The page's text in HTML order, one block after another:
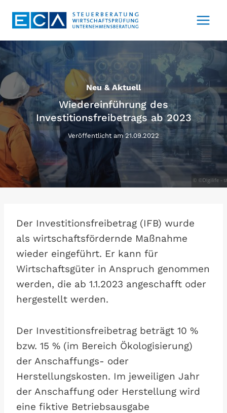
Inhalt
Neu & Aktuell
Wiedereinführung des
Investitionsfreibetrags ab 2023
Veröffentlicht am 21.09.2022
Der Investitionsfreibetrag (IFB) wurde
als wirtschaftsfördernde Maßnahme
wieder eingeführt. Er kann für
Wirtschaftsgüter in Anspruch genommen
werden, die ab 1.1.2023 angeschafft oder
hergestellt werden.
Der Investitionsfreibetrag beträgt 10 %
bzw. 15 % (im Bereich Ökologisierung)
der Anschaffungs- oder
Herstellungskosten. Im jeweiligen Jahr
der Anschaffung oder Herstellung wird
eine fiktive Betriebsausgabe